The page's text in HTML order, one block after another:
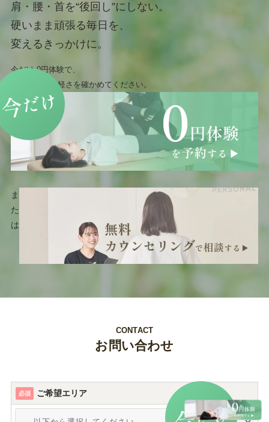
だけ
肩・腰・首を“後回し”にしない。
硬いまま頑張る毎日を、
変えるきっかけに。
今だけ 0円体験で、
まずは身体の軽さを確かめてください。
だけ
ま
た
は
CONTACT
お問い合わせ
必須 ご希望エリア